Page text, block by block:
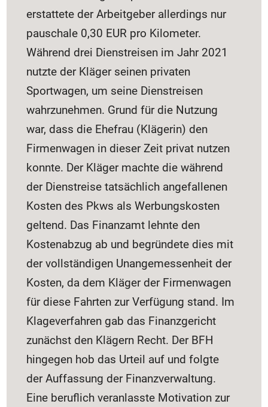
erstattete der Arbeitgeber allerdings nur
pauschale 0,30 EUR pro Kilometer.
Während drei Dienstreisen im Jahr 2021
nutzte der Kläger seinen privaten
Sportwagen, um seine Dienstreisen
wahrzunehmen. Grund für die Nutzung
war, dass die Ehefrau (Klägerin) den
Firmenwagen in dieser Zeit privat nutzen
konnte. Der Kläger machte die während
der Dienstreise tatsächlich angefallenen
Kosten des Pkws als Werbungskosten
geltend. Das Finanzamt lehnte den
Kostenabzug ab und begründete dies mit
der vollständigen Unangemessenheit der
Kosten, da dem Kläger der Firmenwagen
für diese Fahrten zur Verfügung stand. Im
Klageverfahren gab das Finanzgericht
zunächst den Klägern Recht. Der BFH
hingegen hob das Urteil auf und folgte
der Auffassung der Finanzverwaltung.
Eine beruflich veranlasste Motivation zur